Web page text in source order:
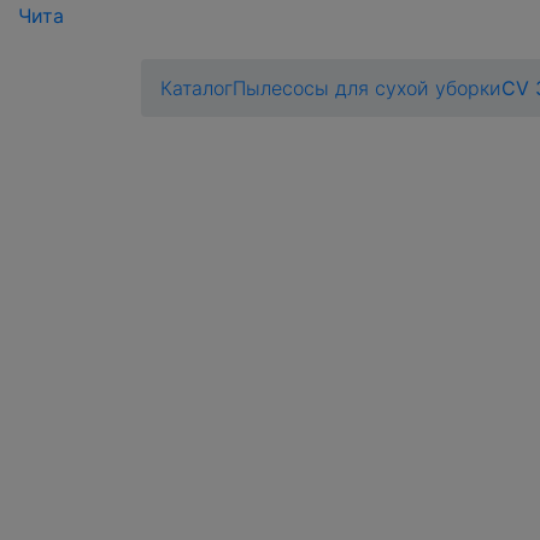
Чита
КаталогПылесосы для сухой уборкиCV